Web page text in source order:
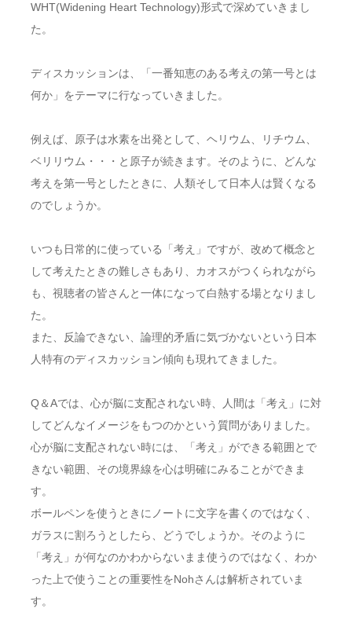
WHT(Widening Heart Technology)形式で深めていきまし
た。
ディスカッションは、「一番知恵のある考えの第一号とは
何か」をテーマに行なっていきました。
例えば、原子は水素を出発として、ヘリウム、リチウム、
ベリリウム・・・と原子が続きます。そのように、どんな
考えを第一号としたときに、人類そして日本人は賢くなる
のでしょうか。
いつも日常的に使っている「考え」ですが、改めて概念と
して考えたときの難しさもあり、カオスがつくられながら
も、視聴者の皆さんと一体になって白熱する場となりまし
た。
また、反論できない、論理的矛盾に気づかないという日本
人特有のディスカッション傾向も現れてきました。
Q＆Aでは、心が脳に支配されない時、人間は「考え」に対
してどんなイメージをもつのかという質問がありました。
心が脳に支配されない時には、「考え」ができる範囲とで
きない範囲、その境界線を心は明確にみることができま
す。
ボールペンを使うときにノートに文字を書くのではなく、
ガラスに割ろうとしたら、どうでしょうか。そのように
「考え」が何なのかわからないまま使うのではなく、わか
った上で使うことの重要性をNohさんは解析されていま
す。